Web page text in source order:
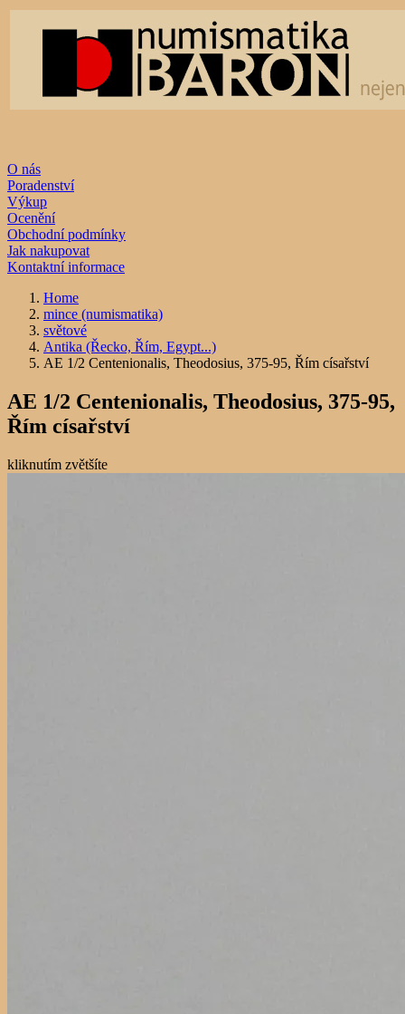
O nás
Poradenství
Výkup
Ocenění
Obchodní podmínky
Jak nakupovat
Kontaktní informace
Home
mince (numismatika)
světové
Antika (Řecko, Řím, Egypt...)
AE 1/2 Centenionalis, Theodosius, 375-95, Řím císařství
AE 1/2 Centenionalis, Theodosius, 375-95,
Řím císařství
kliknutím zvětšíte